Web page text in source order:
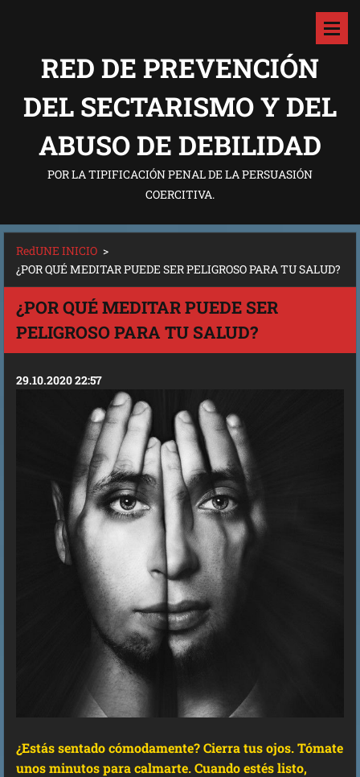
RED DE PREVENCIÓN
DEL SECTARISMO Y DEL
ABUSO DE DEBILIDAD
POR LA TIPIFICACIÓN PENAL DE LA PERSUASIÓN
COERCITIVA.
RedUNE INICIO >
¿POR QUÉ MEDITAR PUEDE SER PELIGROSO PARA TU SALUD?
¿POR QUÉ MEDITAR PUEDE SER
PELIGROSO PARA TU SALUD?
29.10.2020 22:57
¿Estás sentado cómodamente? Cierra tus ojos. Tómate
unos minutos para calmarte. Cuando estés listo,